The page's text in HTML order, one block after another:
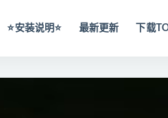
⭐️安装说明⭐️ 最新更新 下载